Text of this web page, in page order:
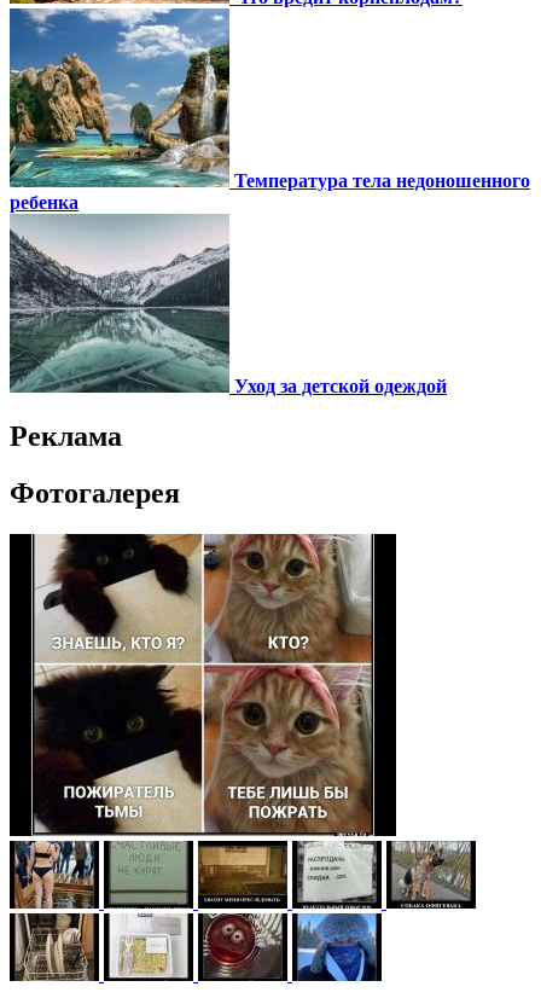
Температура тела недоношенного
ребенка
Уход за детской одеждой
Реклама
Фотогалерея